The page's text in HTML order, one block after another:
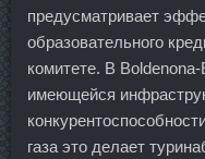
предусматривает
образовательного
комитете. В
имеющейся
газа это делает